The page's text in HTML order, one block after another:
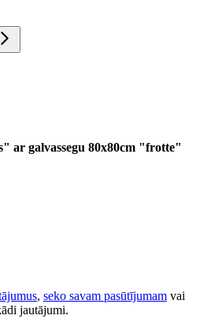
ar galvassegu 80x80cm "frotte"
, seko savam pasūtījumam vai
jautājumi.